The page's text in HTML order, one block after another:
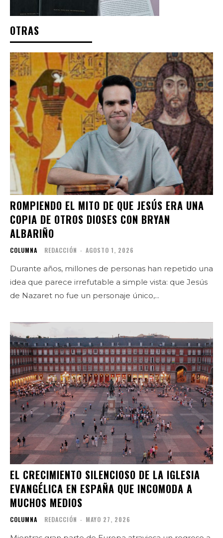
OTRAS
ROMPIENDO EL MITO DE QUE JESÚS ERA UNA
COPIA DE OTROS DIOSES CON BRYAN
ALBARIÑO
COLUMNA REDACCIÓN - AGOSTO 1, 2026
Durante años, millones de personas han repetido una
idea que parece irrefutable a simple vista: que Jesús
de Nazaret no fue un personaje único,...
EL CRECIMIENTO SILENCIOSO DE LA IGLESIA
EVANGÉLICA EN ESPAÑA QUE INCOMODA A
MUCHOS MEDIOS
COLUMNA REDACCIÓN - MAYO 27, 2026